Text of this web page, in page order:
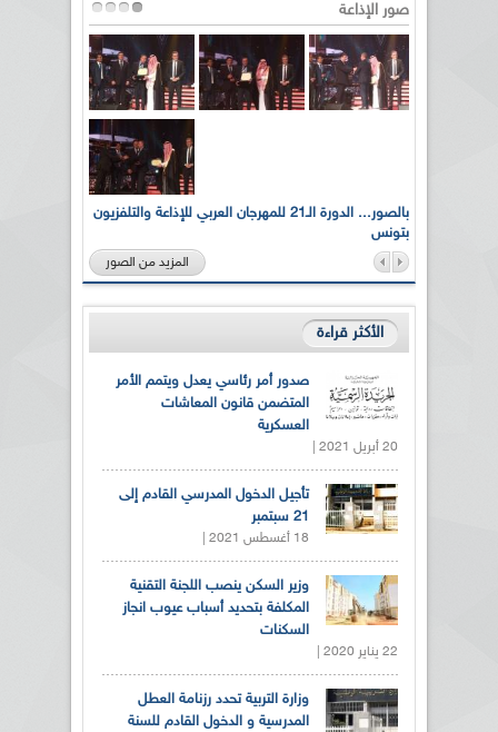
صور الإذاعة
بالصور... الدورة الـ21 للمهرجان العربي للإذاعة والتلفزيون
بتونس
المزيد من الصور
الأكثر قراءة
صدور أمر رئاسي يعدل ويتمم الأمر
المتضمن قانون المعاشات
العسكرية
20 أبريل 2021 |
تأجيل الدخول المدرسي القادم إلى
21 سبتمبر
18 أغسطس 2021 |
وزير السكن ينصب اللجنة التقنية
المكلفة بتحديد أسباب عيوب انجاز
السكنات
22 يناير 2020 |
وزارة التربية تحدد رزنامة العطل
المدرسية و الدخول القادم للسنة